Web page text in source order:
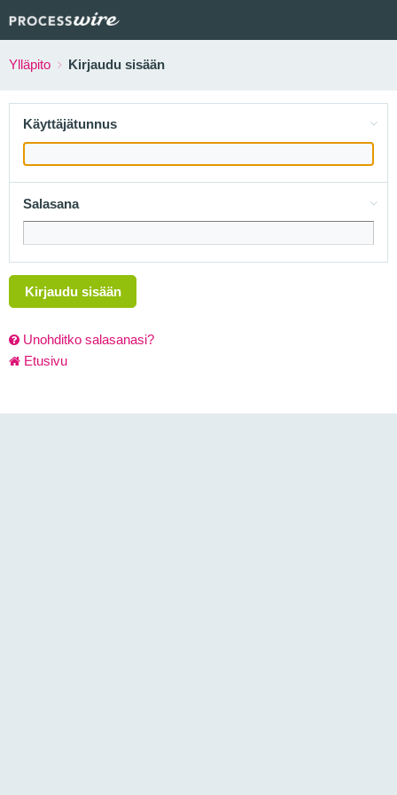
Ylläpito Kirjaudu sisään
Käyttäjätunnus
Salasana
Kirjaudu sisään
Unohditko salasanasi?
Etusivu